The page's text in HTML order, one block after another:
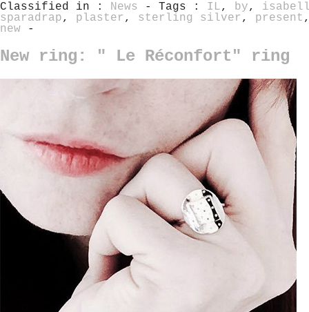
Classified in : News - Tags : IL, by,
sparadrap, plaster , sterling silver , present
new -
New ring: " Le Réconfort" ring